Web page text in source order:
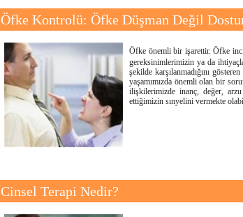
Öfke Kontrolü: Öfke Düşman Değil
Öfke önemli bir işarettir. Öfke
gereksinimlerimizin ya da
şekilde karşılanmadığını
yaşamımızda önemli olan bir
ilişkilerimizde inanç, değer,
ettiğimizin sınyelini vermekte
Cinsel Terapi Nedir?